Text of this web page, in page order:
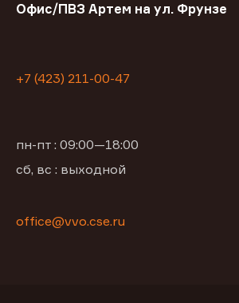
Офис/ПВЗ Артем на ул. Фрунзе
+7 (423) 211-00-47
пн-пт : 09:00—18:00
сб, вс : выходной
office@vvo.cse.ru